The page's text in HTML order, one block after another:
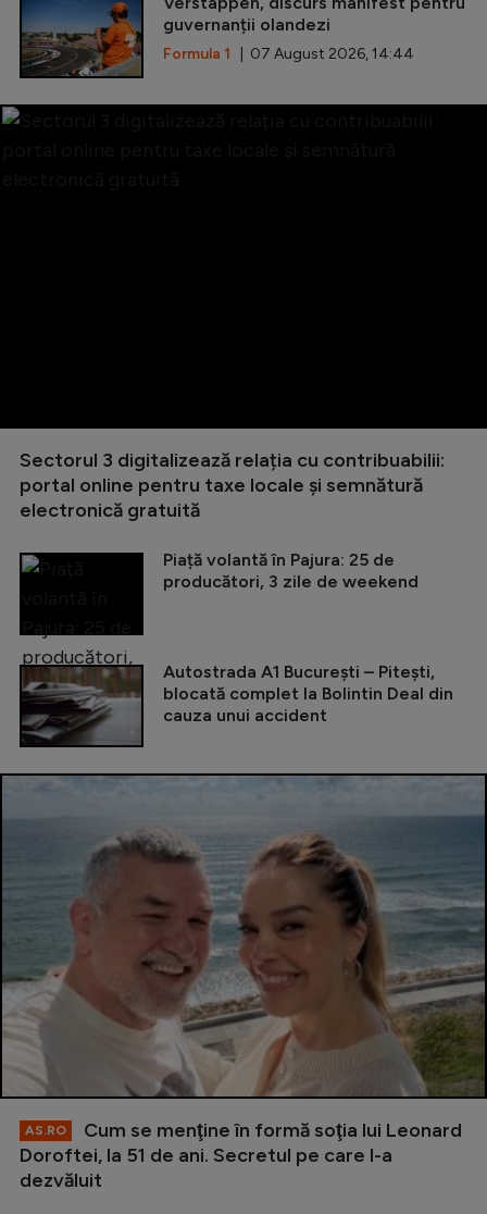
guvernanții olandezi
Formula 1 | 07 August 2026, 14:44
Sectorul 3 digitalizează relația cu contribuabilii:
portal online pentru taxe locale și semnătură
electronică gratuită
Piață volantă în Pajura: 25 de
producători, 3 zile de weekend
Autostrada A1 București – Pitești,
blocată complet la Bolintin Deal din
cauza unui accident
AS.RO
Cum se menţine în formă soţia lui Leonard
Doroftei, la 51 de ani. Secretul pe care l-a
dezvăluit